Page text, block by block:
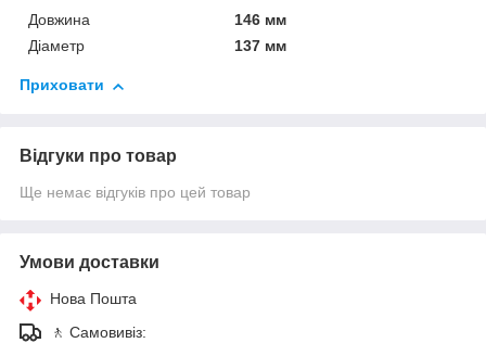
Довжина
146 мм
Діаметр
137 мм
Приховати
Відгуки про товар
Ще немає відгуків про цей товар
Умови доставки
Нова Пошта
🚶 Самовивіз: